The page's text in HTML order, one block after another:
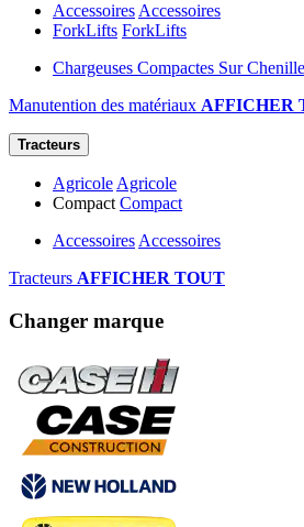
Accessoires Accessoires
ForkLifts ForkLifts
Chargeuses Compactes Sur
Manutention des matériaux AFFICHER
Tracteurs
Agricole Agricole
Compact Compact
Accessoires Accessoires
Tracteurs AFFICHER TOUT
Changer marque